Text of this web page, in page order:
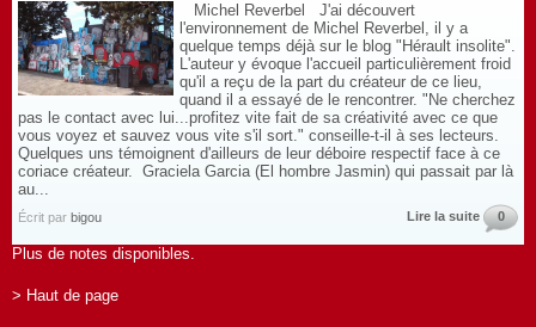
Michel Reverbel J'ai découvert
l'environnement de Michel Reverbel, il y a
quelque temps déjà sur le blog "Hérault insolite".
L'auteur y évoque l'accueil particulièrement froid
qu'il a reçu de la part du créateur de ce lieu,
quand il a essayé de le rencontrer. "Ne cherchez
pas le contact avec lui...profitez vite fait de sa créativité avec ce que
vous voyez et sauvez vous vite s'il sort." conseille-t-il à ses lecteurs.
Quelques uns témoignent d'ailleurs de leur déboire respectif face à ce
coriace créateur. Graciela Garcia (El hombre Jasmin) qui passait par là
au...
Écrit par bigou Lire la suite 0
Plus de notes disponibles.
> Haut de page